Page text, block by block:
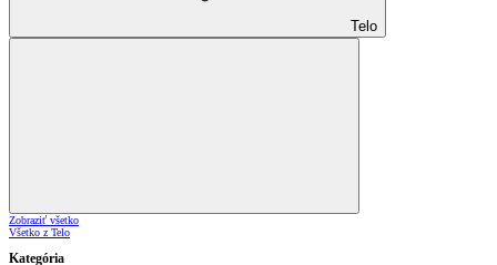
Telo
Zobraziť všetko
Všetko z Telo
Kategória